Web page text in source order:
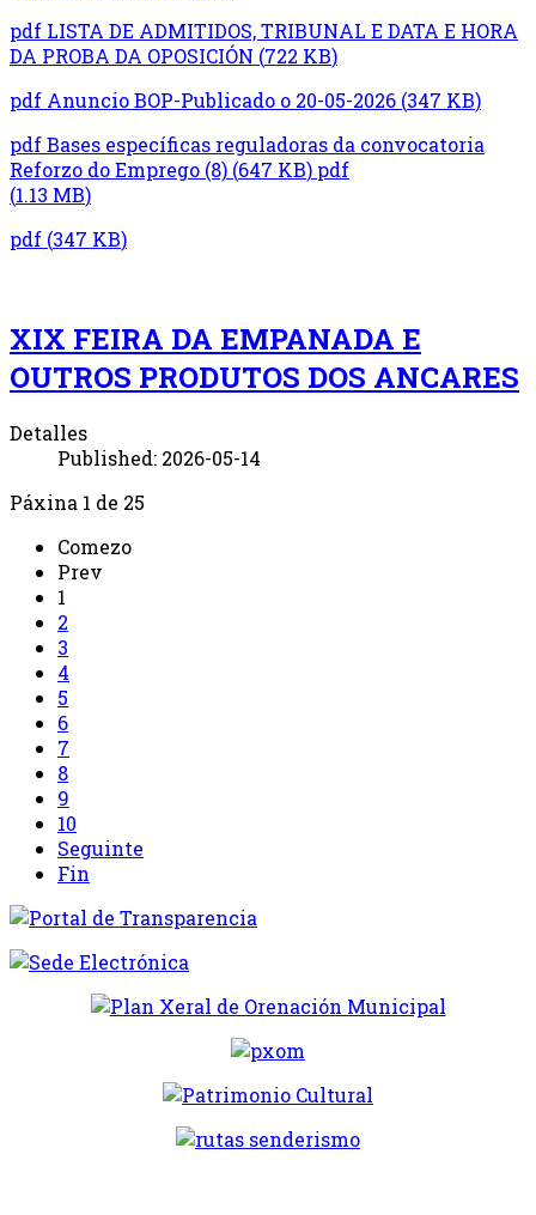
pdf LISTA DE ADMITIDOS, TRIBUNAL E DATA E HORA
DA PROBA DA OPOSICIÓN (722 KB)
pdf Anuncio BOP-Publicado o 20-05-2026 (347 KB)
pdfBases específicas reguladoras da convocatoria
Reforzo do Emprego (8) (647 KB) pdf
(1.13 MB)
pdf (347 KB)
XIX FEIRA DA EMPANADA E
OUTROS PRODUTOS DOS ANCARES
Detalles
Published: 2026-05-14
Páxina 1 de 25
Comezo
Prev
1
2
3
4
5
6
7
8
9
10
Seguinte
Fin